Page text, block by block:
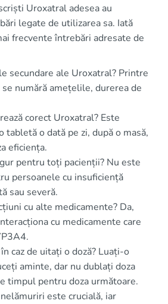
Uroxatral adesea au
legate de utilizarea sa. Iată
frecvente întrebări adresate de
secundare ale Uroxatral? Printre
numără amețelile, durerea de
corect Uroxatral? Este
tabletă o dată pe zi, după o masă,
eficiența.
pentru toți pacienții? Nu este
persoanele cu insuficiență
sau severă.
cu alte medicamente? Da,
cu medicamente care
caz de uitați o doză? Luați-o
aminte, dar nu dublați doza
timpul pentru doza următoare.
este crucială, iar